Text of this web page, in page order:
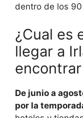
dentro de los
¿Cual es
llegar a
De junio a
por la